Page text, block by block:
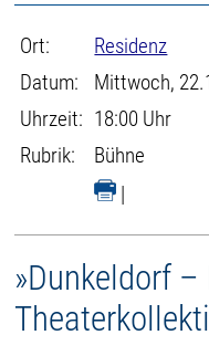
Ort:
Residenz
Datum:
Mittwoch,
Uhrzeit: 18:00 Uhr
Rubrik:
Bühne
|
»Dunkeldorf